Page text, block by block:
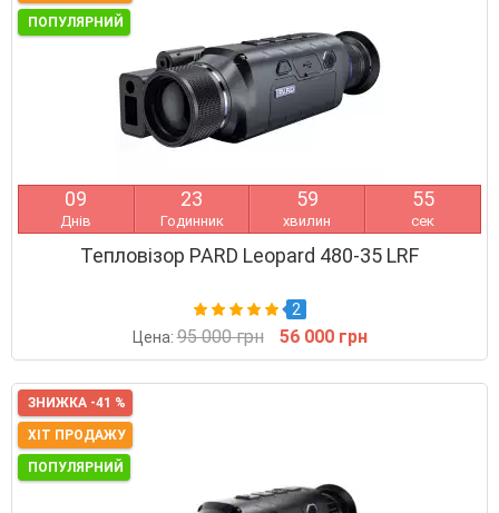
ПОПУЛЯРНИЙ
09
Днів
23
Годинник
59
хвилин
54
сек
Тепловізор PARD Leopard 480-35 LRF
2
Цена:95 000 грн 56 000 грн
ЗНИЖКА -41 %
ХІТ ПРОДАЖУ
ПОПУЛЯРНИЙ